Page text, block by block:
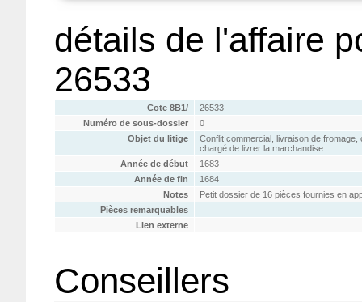
détails de l'affaire
26533
Cote 8B1/
26533
Numéro de sous-dossier
0
Objet du litige
Conflit commercial, livraison de
chargé de livrer la marchandise
Année de début
1683
Année de fin
1684
Notes
Petit dossier de 16 pièces fournies en
Pièces remarquables
Lien externe
Conseillers